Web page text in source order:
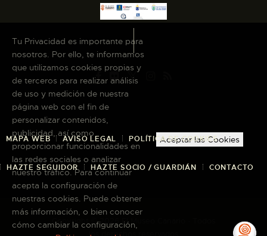
MAPA WEB AVISO LEGAL POLÍTICA DE COOKIES
HAZTE SEGUIDOR HAZTE SOCIO / GUARDIÁN CONTACTO
Copyright © 2026 El Museo Canario · Todos
los derechos reservados
Tu Privacidad es importante para
nosotros. Por ello, te informamos
que utilizamos cookies propias y
de terceros para realizar análisis
de uso y medición de nuestra
página web con el fin de
personalizar contenidos,
publicidad, así como
proporcionar funcionalidades en
las redes sociales o analizar
nuestro tráfico. Para continuar
acepta la configuración de
nuestras cookies. Puede obtener
más información, o bien conocer
cómo cambiar la configuración,
Aceptar las Cookies